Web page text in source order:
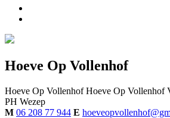
Hoeve Op Vollenhof
Hoeve Op Vollenhof Hoeve Op Vollenhof
PH Wezep
M 06 208 77 944 E